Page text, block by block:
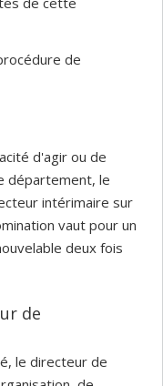
de
d'agir ou de
département, le
intérimaire sur
vaut pour un
deux fois
de
le directeur de